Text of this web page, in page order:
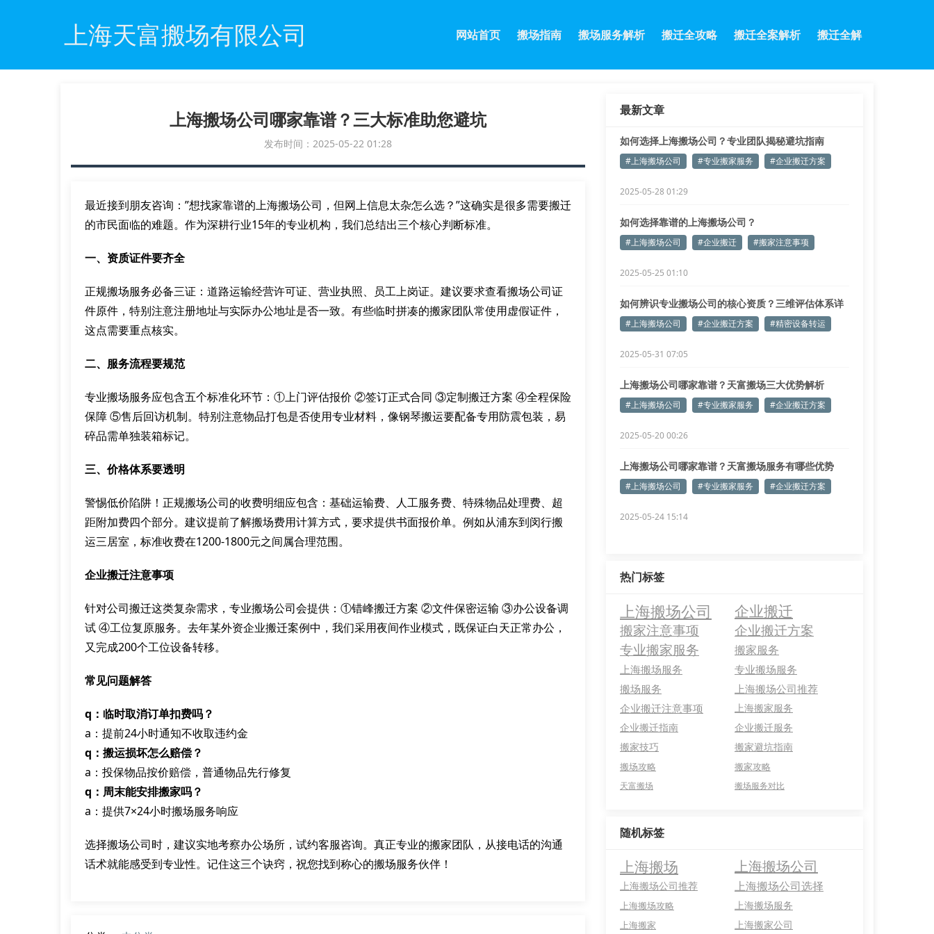
上海天富搬场有限公司 网站首页 搬场指南 搬场服务解析 搬迁全攻略 搬迁全案解析 搬迁全解
上海搬场公司哪家靠谱？三大标准助您避坑
发布时间：2025-05-22 01:28
最近接到朋友咨询：”想找家靠谱的上海搬场公司，但网上信息太杂怎么选？”这确实是很多需要搬迁
的市民面临的难题。作为深耕行业15年的专业机构，我们总结出三个核心判断标准。
一、资质证件要齐全
正规搬场服务必备三证：道路运输经营许可证、营业执照、员工上岗证。建议要求查看搬场公司证
件原件，特别注意注册地址与实际办公地址是否一致。有些临时拼凑的搬家团队常使用虚假证件，
这点需要重点核实。
二、服务流程要规范
专业搬场服务应包含五个标准化环节：①上门评估报价 ②签订正式合同 ③定制搬迁方案 ④全程保险
保障 ⑤售后回访机制。特别注意物品打包是否使用专业材料，像钢琴搬运要配备专用防震包装，易
碎品需单独装箱标记。
三、价格体系要透明
警惕低价陷阱！正规搬场公司的收费明细应包含：基础运输费、人工服务费、特殊物品处理费、超
距附加费四个部分。建议提前了解搬场费用计算方式，要求提供书面报价单。例如从浦东到闵行搬
运三居室，标准收费在1200-1800元之间属合理范围。
企业搬迁注意事项
针对公司搬迁这类复杂需求，专业搬场公司会提供：①错峰搬迁方案 ②文件保密运输 ③办公设备调
试 ④工位复原服务。去年某外资企业搬迁案例中，我们采用夜间作业模式，既保证白天正常办公，
又完成200个工位设备转移。
常见问题解答
q：临时取消订单扣费吗？
a：提前24小时通知不收取违约金
q：搬运损坏怎么赔偿？
a：投保物品按价赔偿，普通物品先行修复
q：周末能安排搬家吗？
a：提供7×24小时搬场服务响应
选择搬场公司时，建议实地考察办公场所，试约客服咨询。真正专业的搬家团队，从接电话的沟通
话术就能感受到专业性。记住这三个诀窍，祝您找到称心的搬场服务伙伴！
最新文章
如何选择上海搬场公司？专业团队揭秘避坑指南
#上海搬场公司 #专业搬家服务 #企业搬迁方案
2025-05-28 01:29
如何选择靠谱的上海搬场公司？
#上海搬场公司 #企业搬迁 #搬家注意事项
2025-05-25 01:10
如何辨识专业搬场公司的核心资质？三维评估体系详
解#上海搬场公司 #企业搬迁方案 #精密设备转运
2025-05-31 07:05
上海搬场公司哪家靠谱？天富搬场三大优势解析
#上海搬场公司 #专业搬家服务 #企业搬迁方案
2025-05-20 00:26
上海搬场公司哪家靠谱？天富搬场服务有哪些优势
#上海搬场公司 #专业搬家服务 #企业搬迁方案
2025-05-24 15:14
热门标签
上海搬场公司 企业搬迁
搬家注意事项 企业搬迁方案
专业搬家服务
搬家服务
上海搬场服务
专业搬场服务
搬场服务
上海搬场公司推荐
企业搬迁注意事项
上海搬家服务
企业搬迁指南
企业搬迁服务
搬家技巧
搬家避坑指南
搬场攻略 搬家攻略
天富搬场 搬场服务对比
随机标签
上海搬场 上海搬场公司
上海搬场公司推荐 上海搬场公司选择
上海搬场攻略 上海搬场服务
上海搬家 上海搬家公司